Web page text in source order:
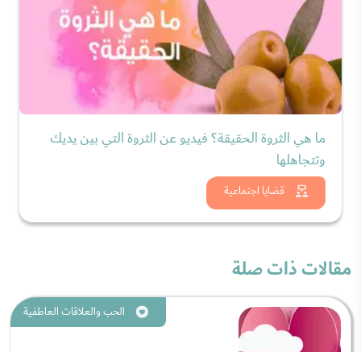
قضايا اجتماعية
ما هي الثروة الحقيقة؟ فيديو عن الثروة التي بين يديك
وتتجاهلها
شاهد الان
مقالات ذات صلة
الحب والعلاقات العاطفية